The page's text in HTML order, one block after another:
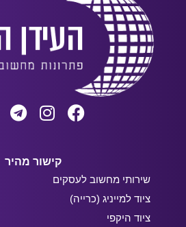
קישור מהיר
שירותי מחשוב לעסקים
ציוד למייניג (כרייה)
ציוד היקפי